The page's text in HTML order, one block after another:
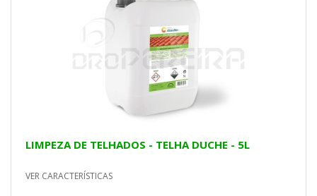
LIMPEZA DE TELHADOS - TELHA DUCHE - 5L
VER CARACTERÍSTICAS